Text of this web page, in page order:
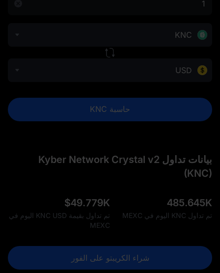
KNC
USD
حاسبة KNC
بيانات تداول Kyber Network Crystal v2
(KNC)
485.645K
تم تداول KNC اليوم في MEXC
$49.779K
تم تداول بقيمة KNC USD اليوم في
MEXC
شراء الكريبتو على الفور